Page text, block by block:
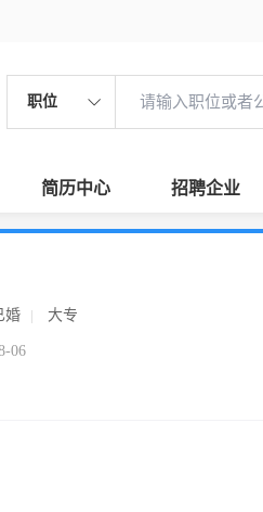
职位
简历中心 招聘企业
婚 大专
06